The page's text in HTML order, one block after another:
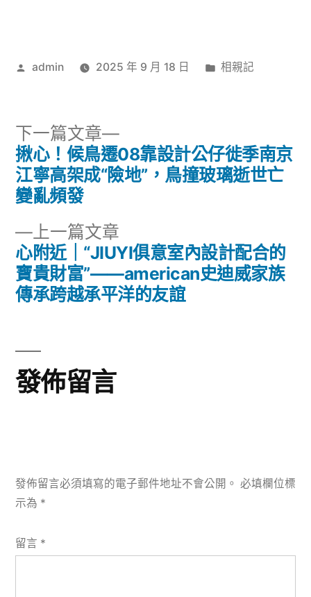
作
admin 2025 年 9 月 18 日
分
相親記
文
章
導
覽
上一篇文章
一
篇
文
心附近｜“JIUYI俱意室內設計配合的
寶貴財富”——american史迪威家族
傳承跨越承平洋的友誼
下一篇文章
下
一
篇
揪心！候鳥遷08靠設計公仔徙季南京
江寧高架成“險地”，鳥撞玻璃逝世亡
變亂頻發
發佈留言
發佈留言必須填寫的電子郵件地址不會公開。 必填欄位標
示為 *
留言 *